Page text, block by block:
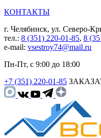
КОНТАКТЫ
г. Челябинск, ул. Северо-
тел.: 8 (351) 220-01-85, 8
e-mail: vsestroy74@mail.ru
Пн-Пт, с 9:00 до 18:00
+7 (351) 220-01-85